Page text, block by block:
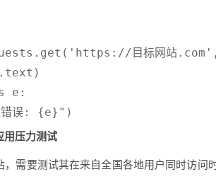
目标网站
e:
误: {e}")
用压力测试
，需要测试其在来自全国各地用户同时访问